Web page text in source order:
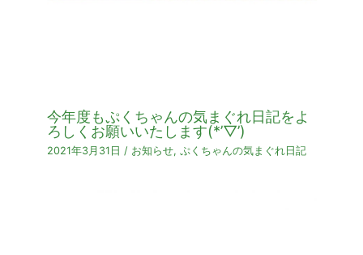
今年度もぷくちゃんの気まぐれ日記をよ
ろしくお願いいたします(*’▽’)
2021年3月31日 / お知らせ, ぷくちゃんの気まぐれ日記